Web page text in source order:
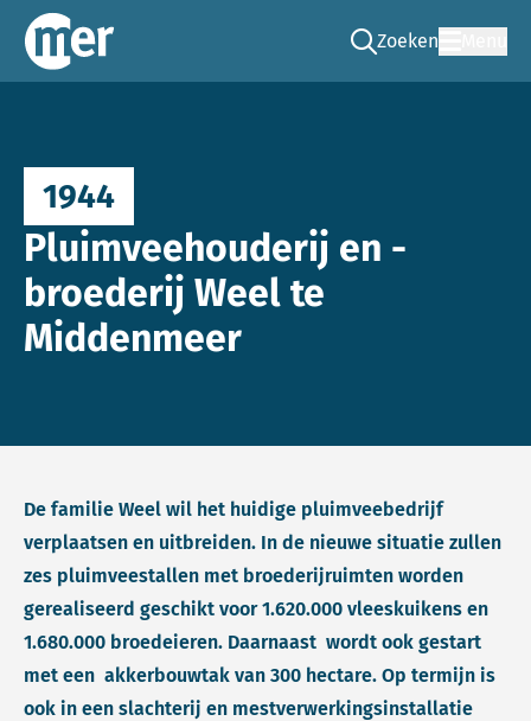
Commissie mer
Zoeken
Ga naar de zoek
1944
Pluimveehouderij en -
broederij Weel te
Middenmeer
De familie Weel wil het huidige pluimveebedrijf
verplaatsen en uitbreiden. In de nieuwe situatie zullen
zes pluimveestallen met broederijruimten worden
gerealiseerd geschikt voor 1.620.000 vleeskuikens en
1.680.000 broedeieren. Daarnaast wordt ook gestart
met een akkerbouwtak van 300 hectare. Op termijn is
ook in een slachterij en mestverwerkingsinstallatie